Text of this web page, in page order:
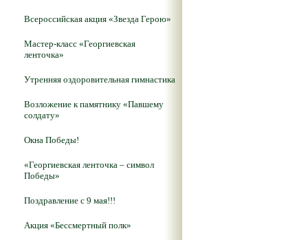
Всероссийская акция «Звезда Герою»
Мастер-класс «Георгиевская
ленточка»
Утренняя оздоровительная гимнастика
Возложение к памятнику «Павшему
солдату»
Окна Победы!
«Георгиевская ленточка – символ
Победы»
Поздравление с 9 мая!!!
Акция «Бессмертный полк»